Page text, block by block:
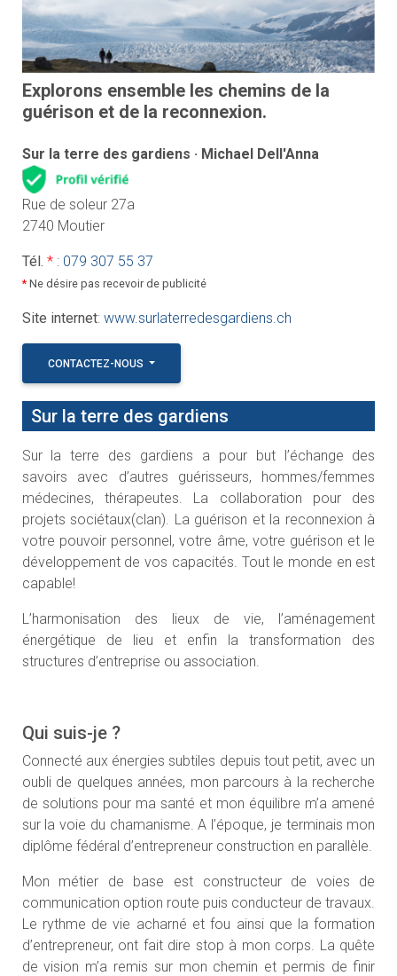
Explorons ensemble les chemins de la
guérison et de la reconnexion.
Sur la terre des gardiens · Michael Dell'Anna
Rue de soleur 27a
2740 Moutier
Tél. *: 079 307 55 37
*Ne désire pas recevoir de publicité
Site internet: www.surlaterredesgardiens.ch
CONTACTEZ-NOUS
Sur la terre des gardiens
Sur la terre des gardiens a pour but l’échange des
savoirs avec d’autres guérisseurs, hommes/femmes
médecines, thérapeutes. La collaboration pour des
projets sociétaux(clan). La guérison et la reconnexion à
votre pouvoir personnel, votre âme, votre guérison et le
développement de vos capacités. Tout le monde en est
capable!
L’harmonisation des lieux de vie, l’aménagement
énergétique de lieu et enfin la transformation des
structures d’entreprise ou association.
Qui suis-je ?
Connecté aux énergies subtiles depuis tout petit, avec un
oubli de quelques années, mon parcours à la recherche
de solutions pour ma santé et mon équilibre m’a amené
sur la voie du chamanisme. A l’époque, je terminais mon
diplôme fédéral d’entrepreneur construction en parallèle.
Mon métier de base est constructeur de voies de
communication option route puis conducteur de travaux.
Le rythme de vie acharné et fou ainsi que la formation
d’entrepreneur, ont fait dire stop à mon corps. La quête
de vision m’a remis sur mon chemin et permis de finir